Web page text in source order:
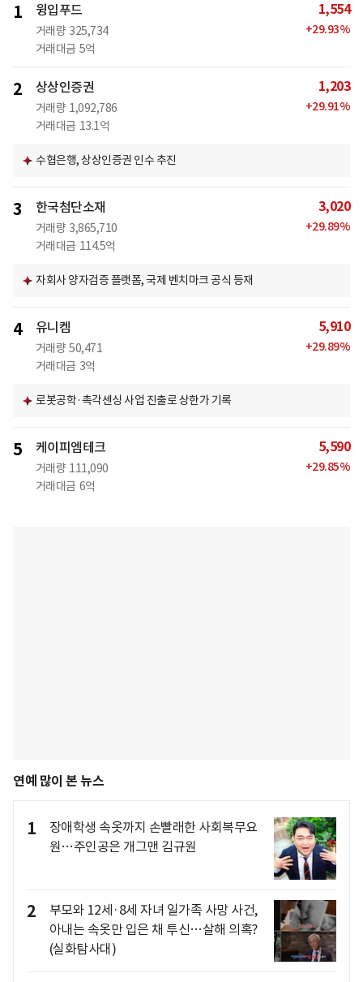
1 윙입푸드
거래량 325,734
거래대금 5억
1,554
+29.93%
2 상상인증권
거래량 1,092,786
거래대금 13.1억
1,203
+29.91%
수협은행, 상상인증권 인수 추진
3 한국첨단소재
거래량 3,865,710
거래대금 114.5억
3,020
+29.89%
자회사 양자검증 플랫폼, 국제 벤치마크 공식 등재
4 유니켐
거래량 50,471
거래대금 3억
5,910
+29.89%
로봇공학·촉각센싱 사업 진출로 상한가 기록
5 케이피엠테크
거래량 111,090
거래대금 6억
5,590
+29.85%
연예 많이 본 뉴스
1
장애학생 속옷까지 손빨래한 사회복무요
원…주인공은 개그맨 김규원
2
부모와 12세·8세 자녀 일가족 사망 사건,
아내는 속옷만 입은 채 투신…살해 의혹?
(실화탐사대)